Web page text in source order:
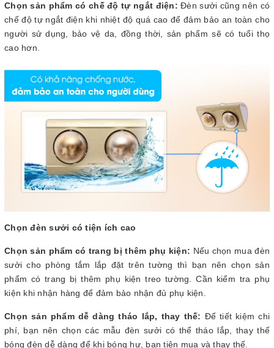
Chọn sản phẩm có chế độ tự ngắt điện: Đèn sưởi cũng nên có
chế độ tự ngắt điện khi nhiệt độ quá cao để đảm bảo an toàn cho
người sử dụng, bảo vệ da, đồng thời, sản phẩm sẽ có tuổi thọ
cao hơn.
Chọn đèn sưởi có tiện ích cao
Chọn sản phẩm có trang bị thêm phụ kiện: Nếu chọn mua đèn
sưởi cho phòng tắm lắp đặt trên tường thì bạn nên chọn sản
phẩm có trang bị thêm phụ kiện treo tường. Cần kiểm tra phụ
kiện khi nhận hàng để đảm bảo nhận đủ phụ kiện.
Chọn sản phẩm dễ dàng tháo lắp, thay thế: Để tiết kiệm chi
phí, bạn nên chọn các mẫu đèn sưởi có thể tháo lắp, thay thế
bóng đèn dễ dàng để khi bóng hư, bạn tiện mua và thay thế.